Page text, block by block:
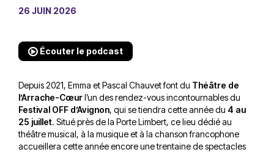
26 JUIN 2026
Écouter le podcast
Depuis 2021, Emma et Pascal Chauvet font du Théâtre de
l’Arrache-Cœurl’un des rendez-vous incontournables du
Festival OFF d’Avignon, qui se tiendra cette année du 4 au
25 juillet. Situé près de la Porte Limbert, ce lieu dédié au
théâtre musical, à la musique et à la chanson francophone
accueillera cette année encore une trentaine de spectacles